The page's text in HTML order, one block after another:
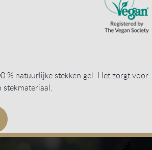
% natuurlijke stekken gel. Het zorgt voor
stekmateriaal.